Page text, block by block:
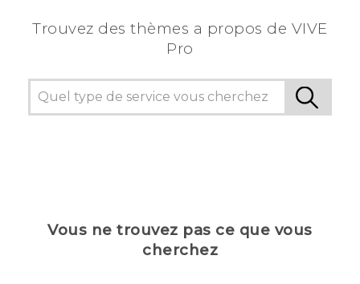
Trouvez des thèmes a propos de VIVE
Pro
Vous ne trouvez pas ce que vous
cherchez